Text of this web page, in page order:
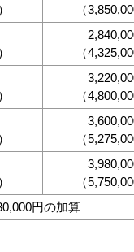
（
（
（
（
（
円の加算